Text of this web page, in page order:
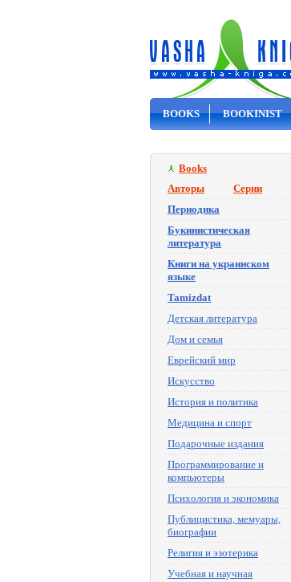
BOOKS BOOKINIST
Books
Авторы
Серии
Периодика
Букинистическая
литература
Книги на украинском
языке
Tamizdat
Детская литература
Дом и семья
Еврейский мир
Искусство
История и политика
Медицина и спорт
Подарочные издания
Программирование и
компьютеры
Психология и экономика
Публицистика, мемуары,
биографии
Религия и эзотерика
Учебная и научная